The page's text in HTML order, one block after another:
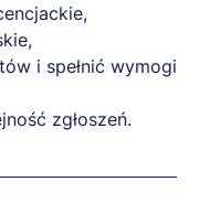
i spełnić wymogi
zgłoszeń.